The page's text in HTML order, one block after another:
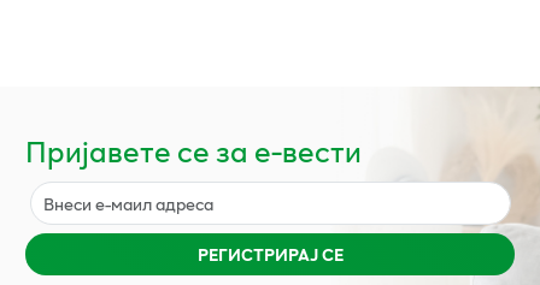
Пријавете се за е-вести
РЕГИСТРИРАЈ СЕ